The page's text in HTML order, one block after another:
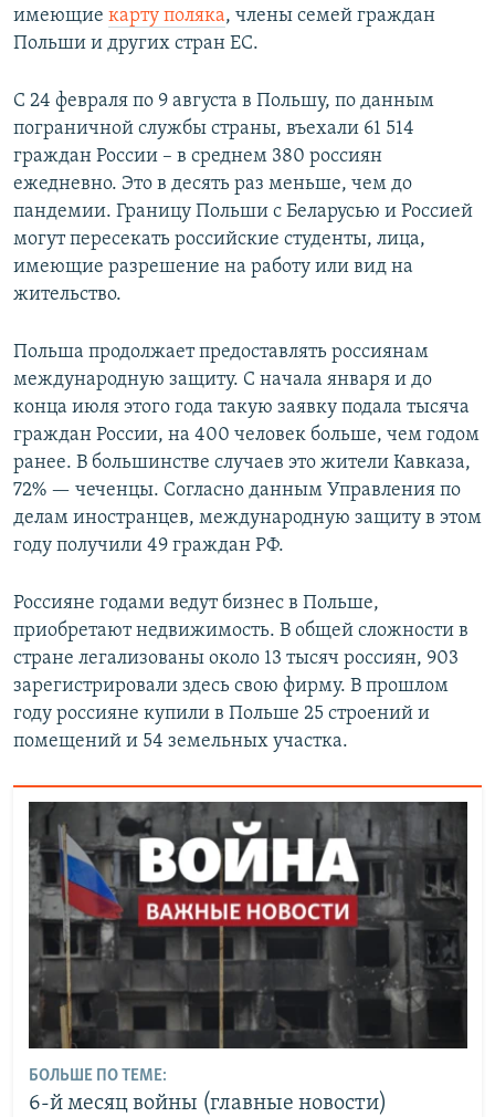
имеющие карту поляка, члены семей граждан
Польши и других стран ЕС.
С 24 февраля по 9 августа в Польшу, по данным
пограничной службы страны, въехали 61 514
граждан России – в среднем 380 россиян
ежедневно. Это в десять раз меньше, чем до
пандемии. Границу Польши с Беларусью и Россией
могут пересекать российские студенты, лица,
имеющие разрешение на работу или вид на
жительство.
Польша продолжает предоставлять россиянам
международную защиту. С начала января и до
конца июля этого года такую заявку подала тысяча
граждан России, на 400 человек больше, чем годом
ранее. В большинстве случаев это жители Кавказа,
72% — чеченцы. Согласно данным Управления по
делам иностранцев, международную защиту в этом
году получили 49 граждан РФ.
Россияне годами ведут бизнес в Польше,
приобретают недвижимость. В общей сложности в
стране легализованы около 13 тысяч россиян, 903
зарегистрировали здесь свою фирму. В прошлом
году россияне купили в Польше 25 строений и
помещений и 54 земельных участка.
БОЛЬШЕ ПО ТЕМЕ:
6-й месяц войны (главные новости)